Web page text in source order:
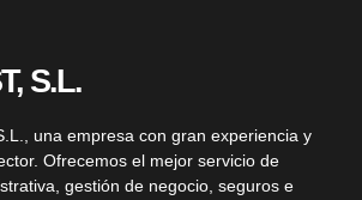
S.L.
, una empresa con gran experiencia y
Ofrecemos el mejor servicio de
gestión de negocio, seguros e